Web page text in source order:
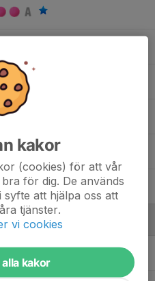
kakor
(cookies) för att vår
för dig. De används
att hjälpa oss att
tjänster.
vi cookies
kakor